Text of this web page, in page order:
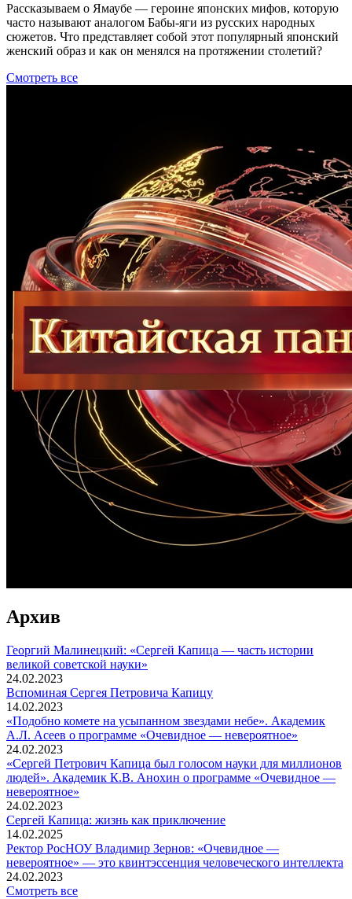
Рассказываем о Ямаубе ― героине японских мифов, которую
часто называют аналогом Бабы-яги из русских народных
сюжетов. Что представляет собой этот популярный японский
женский образ и как он менялся на протяжении столетий?
Смотреть все
Архив
Георгий Малинецкий: «Сергей Капица — часть истории
великой советской науки»
24.02.2023
Вспоминaя Сергея Петровича Капицу
14.02.2023
«Подобно комете на усыпанном звездами небе». Академик
А.Л. Асеев о программе «Очевидное — невероятное»
24.02.2023
«Сергей Петрович Капица был голосом науки для миллионов
людей». Академик К.В. Анохин о программе «Очевидное —
невероятное»
24.02.2023
Сергей Капица: жизнь как приключение
14.02.2025
Ректор РосНОУ Владимир Зернов: «Очевидное —
невероятное» — это квинтэссенция человеческого интеллекта
24.02.2023
Смотреть все